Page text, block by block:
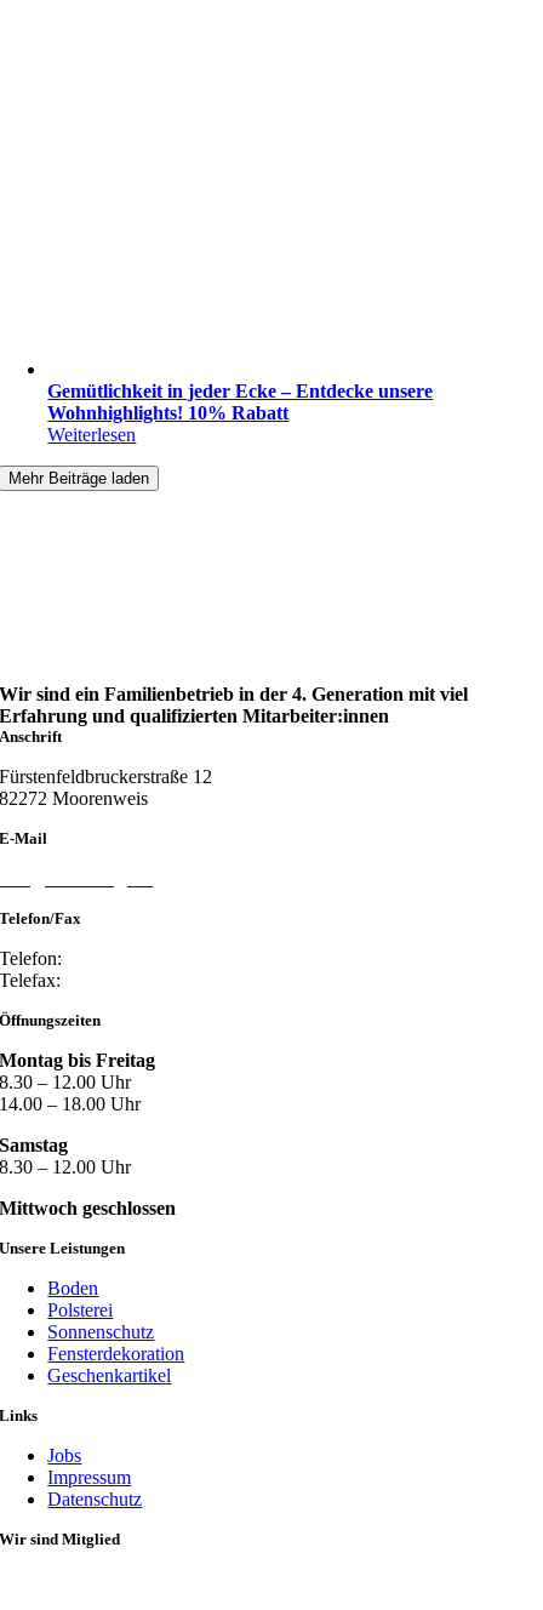
Gemütlichkeit in jeder Ecke – Entdecke unsere
Wohnhighlights! 10% Rabatt
Weiterlesen
Mehr Beiträge laden
Wir sind ein Familienbetrieb in der 4. Generation mit viel
Erfahrung und qualifizierten Mitarbeiter:innen
Anschrift
Fürstenfeldbruckerstraße 12
82272 Moorenweis
E-Mail
Telefon/Fax
Telefon:
Telefax:
Öffnungszeiten
Montag bis Freitag
8.30 – 12.00 Uhr
14.00 – 18.00 Uhr
Samstag
8.30 – 12.00 Uhr
Mittwoch geschlossen
Unsere Leistungen
Boden
Polsterei
Sonnenschutz
Fensterdekoration
Geschenkartikel
Links
Jobs
Impressum
Datenschutz
Wir sind Mitglied